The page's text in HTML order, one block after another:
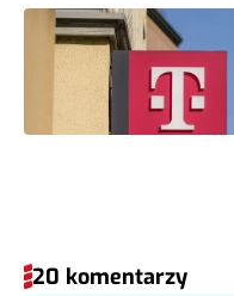
20 komentarzy